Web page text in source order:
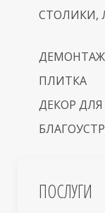
СТОЛИКИ,
ДЕМОНТАЖ
ПЛИТКА
ДЕКОР ДЛЯ
ПОСЛУГИ